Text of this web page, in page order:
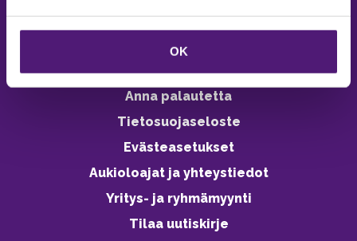
OK
Vastuullisuus
Ympäristöohjelma
Avoimet työpaikat
Anna palautetta
Tietosuojaseloste
Evästeasetukset
Aukioloajat ja yhteystiedot
Yritys- ja ryhmämyynti
Tilaa uutiskirje